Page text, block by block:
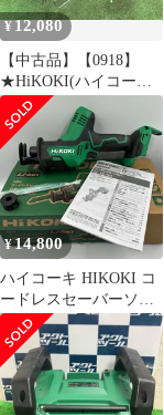
R36DB(NN) 1
¥12,080
【中古品】【0918】
★HiKOKI(ハイコーキ)
18vコードレスセーバソ
ー (本体のみ)
CR18DA(NN)
ITC7EV5FQWC6
¥14,800
ハイコーキ HIKOKI コ
ードレスセーバーソー
CR18DA(NN) 未使用